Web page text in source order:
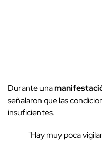
Durante una
señalaron que las
insuficientes.
"Hay muy poca